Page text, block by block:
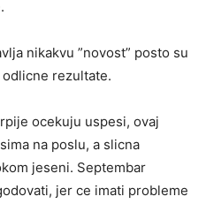
nikakvu ”novost” posto su
rezultate.
ocekuju uspesi, ovaj
na poslu, a slicna
jeseni. Septembar
jer ce imati probleme